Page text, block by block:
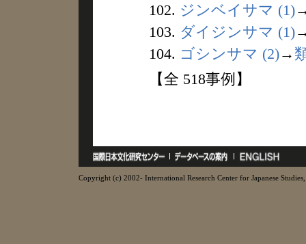
102. ジンベイサマ (1)
103. ダイジンサマ (1)
104. ゴシンサマ (2)→
【全 518事例】
Copyright (c) 2002- International Research Center for Japanese